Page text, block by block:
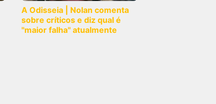
A Odisseia | Nolan comenta
sobre críticos e diz qual é
"maior falha" atualmente